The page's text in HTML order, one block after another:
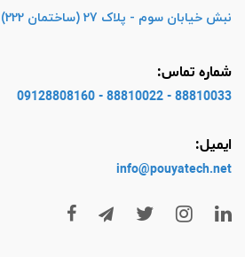
نبش خیابان سوم - پلاک 27 (ساختمان 222) - واحد 4
شماره تماس:
88810033 - 88810022 - 09128808160
ایمیل:
info@pouyatech.net